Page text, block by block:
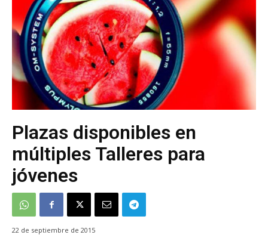
Plazas disponibles en
múltiples Talleres para
jóvenes
22 de septiembre de 2015